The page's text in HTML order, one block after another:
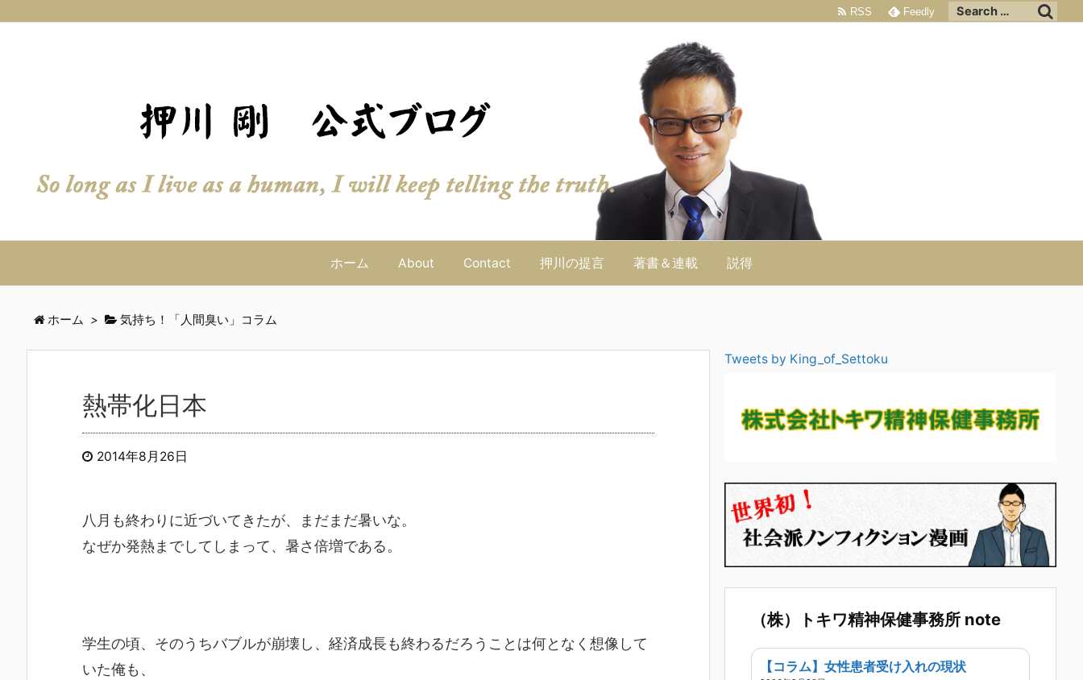
ホーム About Contact 押川の提言 著書＆連載 説得
RSS Feedly
ホーム > 気持ち！「人間臭い」コラム
熱帯化日本
2014年8月26日
八月も終わりに近づいてきたが、まだまだ暑いな。
なぜか発熱までしてしまって、暑さ倍増である。
学生の頃、そのうちバブルが崩壊し、経済成長も終わるだろうことは何となく想像して
いた俺も、
Tweets by King_of_Settoku
（株）トキワ精神保健事務所 note
【コラム】女性患者受け入れの現状